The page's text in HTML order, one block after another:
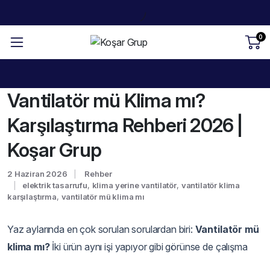
0
Vantilatör mü Klima mı?
Karşılaştırma Rehberi 2026 |
Koşar Grup
2 Haziran 2026
Rehber
elektrik tasarrufu, klima yerine vantilatör, vantilatör klima
karşılaştırma, vantilatör mü klima mı
Yaz aylarında en çok sorulan sorulardan biri: Vantilatör mü
klima mı?İki ürün aynı işi yapıyor gibi görünse de çalışma